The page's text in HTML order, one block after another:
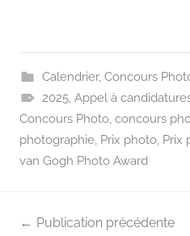
Calendrier, Concours
2025, Appel à
Concours Photo, concours
photographie, Prix photo, Prix
van Gogh Photo Award
Publication précédente